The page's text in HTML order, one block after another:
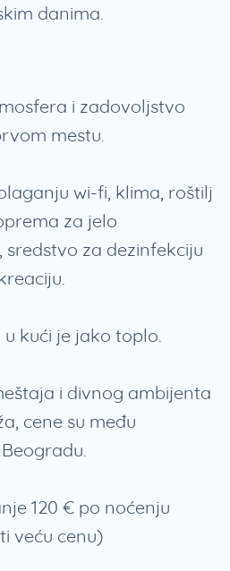
danima.
i zadovoljstvo
mestu.
wi-fi, klima, roštilj
za jelo
sredstvo za dezinfekciju
kući je jako toplo.
i divnog ambijenta
cene su među
120 € po noćenju
veću cenu)